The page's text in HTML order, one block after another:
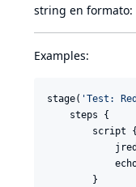
string en formato:
Examples:
stage( 'Test:
    steps {
        script {
        }